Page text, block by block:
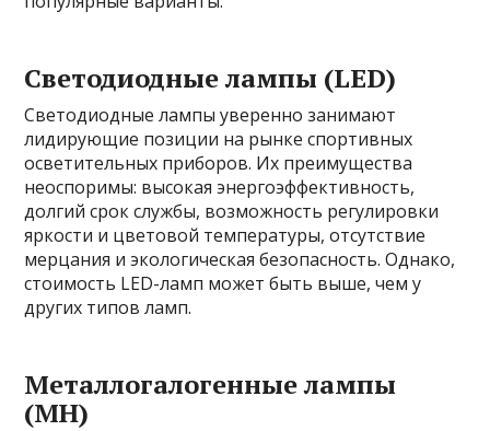
Светодиодные лампы (LED)
Светодиодные лампы уверенно занимают
лидирующие позиции на рынке спортивных
осветительных приборов. Их преимущества
неоспоримы: высокая энергоэффективность,
долгий срок службы, возможность регулировки
яркости и цветовой температуры, отсутствие
мерцания и экологическая безопасность. Однако,
стоимость LED-ламп может быть выше, чем у
других типов ламп.
Металлогалогенные лампы
(MH)